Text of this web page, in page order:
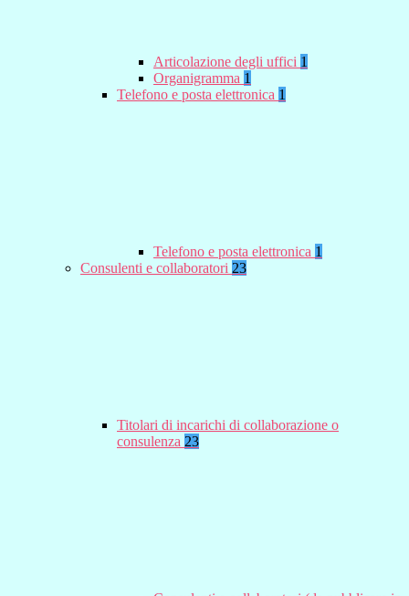
Articolazione degli uffici 1
Organigramma 1
Telefono e posta elettronica 1
Telefono e posta elettronica 1
Consulenti e collaboratori 23
Titolari di incarichi di collaborazione o
consulenza 23